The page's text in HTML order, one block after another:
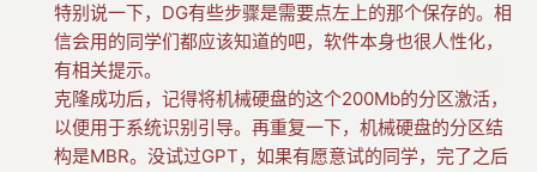
特别说一下，DG有些步骤是需要点左上的那个保存的。相
信会用的同学们都应该知道的吧，软件本身也很人性化，
有相关提示。
克隆成功后，记得将机械硬盘的这个200Mb的分区激活，
以便用于系统识别引导。再重复一下，机械硬盘的分区结
构是MBR。没试过GPT，如果有愿意试的同学，完了之后